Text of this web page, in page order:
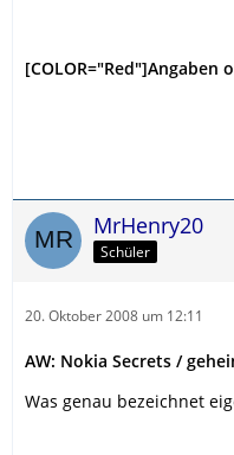
[COLOR="Red"]Angaben
MrHenry20
Schüler
20. Oktober 2008 um 12:11
AW: Nokia Secrets /
Was genau bezeichnet